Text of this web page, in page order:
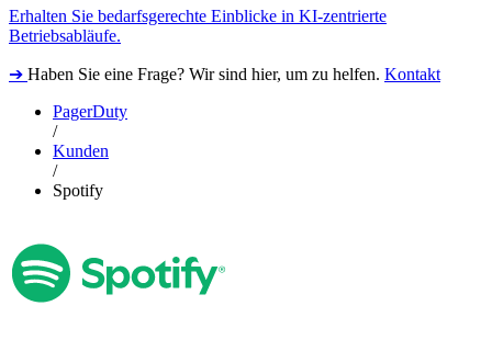
Erhalten Sie bedarfsgerechte Einblicke in KI-zentrierte
Betriebsabläufe.
➔ Haben Sie eine Frage? Wir sind hier, um zu helfen. Kontakt
PagerDuty
/
Kunden
/
Spotify